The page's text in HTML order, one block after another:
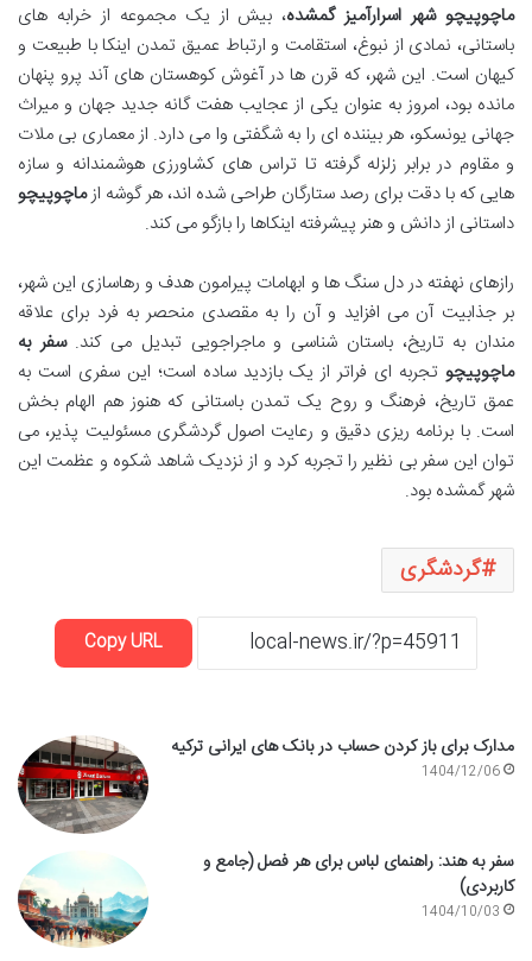
ماچوپیچو شهر اسرارآمیز گمشده، بیش از یک مجموعه از خرابه های
باستانی، نمادی از نبوغ، استقامت و ارتباط عمیق تمدن اینکا با طبیعت و
کیهان است. این شهر، که قرن ها در آغوش کوهستان های آند پرو پنهان
مانده بود، امروز به عنوان یکی از عجایب هفت گانه جدید جهان و میراث
جهانی یونسکو، هر بیننده ای را به شگفتی وا می دارد. از معماری بی ملات
و مقاوم در برابر زلزله گرفته تا تراس های کشاورزی هوشمندانه و سازه
هایی که با دقت برای رصد ستارگان طراحی شده اند، هر گوشه ازماچوپیچو
داستانی از دانش و هنر پیشرفته اینکاها را بازگو می کند.
رازهای نهفته در دل سنگ ها و ابهامات پیرامون هدف و رهاسازی این شهر،
بر جذابیت آن می افزاید و آن را به مقصدی منحصر به فرد برای علاقه
مندان به تاریخ، باستان شناسی و ماجراجویی تبدیل می کند.سفر به
ماچوپیچو تجربه ای فراتر از یک بازدید ساده است؛ این سفری است به
عمق تاریخ، فرهنگ و روح یک تمدن باستانی که هنوز هم الهام بخش
است. با برنامه ریزی دقیق و رعایت اصول گردشگری مسئولیت پذیر، می
توان این سفر بی نظیر را تجربه کرد و از نزدیک شاهد شکوه و عظمت این
شهر گمشده بود.
گردشگری
Copy URL
مدارک برای باز کردن حساب در بانک های ایرانی ترکیه
1404/12/06
سفر به هند: راهنمای لباس برای هر فصل (جامع و
کاربردی)
1404/10/03